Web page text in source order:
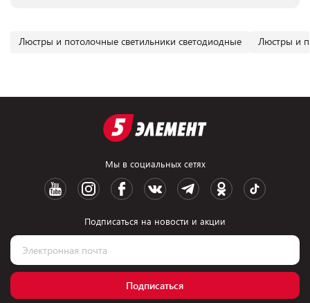
Люстры и потолочные светильники светодиодные Люстры и
Мы в социальных сетях
Подписаться на новости и акции
Подписаться